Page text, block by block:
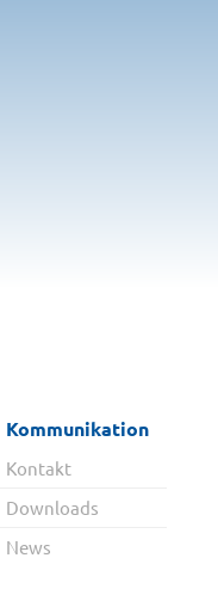
Kommunikation
Kontakt
Downloads
News